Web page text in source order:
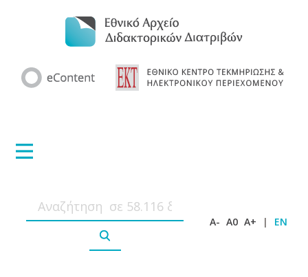
A- A0 A+ | EN